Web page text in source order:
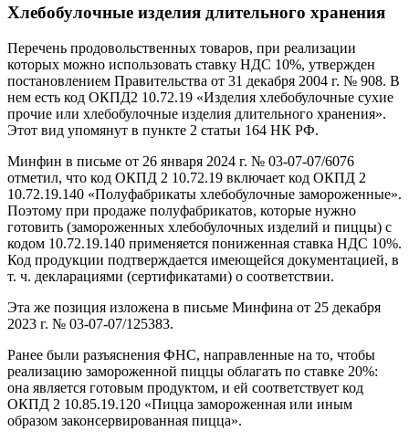
Хлебобулочные изделия длительного хранения
Перечень продовольственных товаров, при реализации
которых можно использовать ставку НДС 10%, утвержден
постановлением Правительства от 31 декабря 2004 г. № 908. В
нем есть код ОКПД2 10.72.19 «Изделия хлебобулочные сухие
прочие или хлебобулочные изделия длительного хранения».
Этот вид упомянут в пункте 2 статьи 164 НК РФ.
Минфин в письме от 26 января 2024 г. № 03-07-07/6076
отметил, что код ОКПД 2 10.72.19 включает код ОКПД 2
10.72.19.140 «Полуфабрикаты хлебобулочные замороженные».
Поэтому при продаже полуфабрикатов, которые нужно
готовить (замороженных хлебобулочных изделий и пиццы) с
кодом 10.72.19.140 применяется пониженная ставка НДС 10%.
Код продукции подтверждается имеющейся документацией, в
т. ч. декларациями (сертификатами) о соответствии.
Эта же позиция изложена в письме Минфина от 25 декабря
2023 г. № 03-07-07/125383.
Ранее были разъяснения ФНС, направленные на то, чтобы
реализацию замороженной пиццы облагать по ставке 20%:
она является готовым продуктом, и ей соответствует код
ОКПД 2 10.85.19.120 «Пицца замороженная или иным
образом законсервированная пицца».